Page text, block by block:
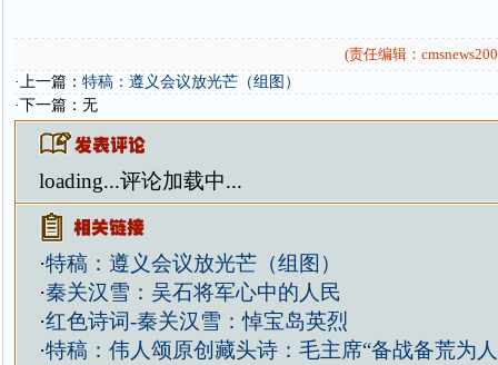
(责任编辑：
·上一篇： 特稿：遵义会议放光芒（组图）
·下一篇：无
loading...评论加载中...
·特稿：遵义会议放光芒（组图）
·秦关汉雪：吴石将军心中的人民
·红色诗词-秦关汉雪：悼宝岛英烈
·特稿：伟人颂原创藏头诗：毛主席“备战备荒为